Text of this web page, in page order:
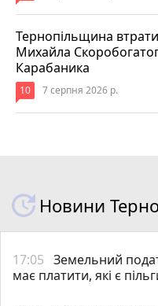
Тернопільщина
Михайла
Карабаника
10 7 серпня 2026 р.
Новини
17:05 Земельний
має платити, які є